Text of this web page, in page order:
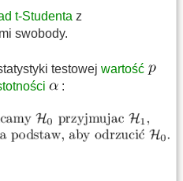
t-Studenta z
swobody.
testowej wartość
: